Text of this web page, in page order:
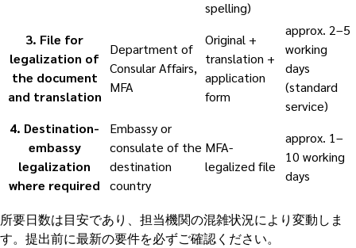
spelling)
3. File for
legalization of
the document
and translation
Department of
Consular Affairs,
MFA
Original +
translation +
application
form
approx. 2–5
working
days
(standard
service)
4. Destination-
embassy
legalization
where required
Embassy or
consulate of the
destination
country
MFA-
legalized file
approx. 1–
10 working
days
所要日数は目安であり、担当機関の混雑状況により変動しま
す。提出前に最新の要件を必ずご確認ください。